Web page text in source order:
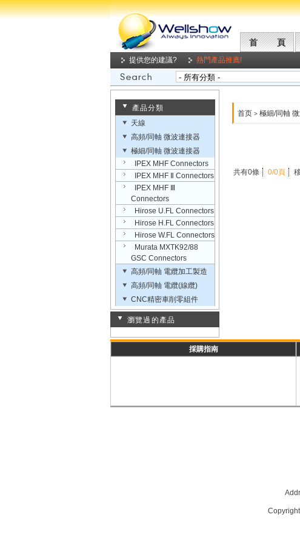
首 頁
提供您的建議?
熱門產品推薦!
產品分類
天線
高頻/同軸 微波連接器
極細/同軸 微波連接器
IPEX MHF Connectors
IPEX MHF Ⅱ Connectors
IPEX MHF Ⅲ
Connectors
Hirose U.FL Connectors
Hirose H.FL Connectors
Hirose W.FL Connectors
Murata MXTK92/88
GSC Connectors
高頻/同軸 電纜加工製造
高頻/同軸 電纜(線纜)
CNC精密車削零組件
瀏覽過的產品
首页 > 極細/同軸
共有0條 0/0頁
採購指南